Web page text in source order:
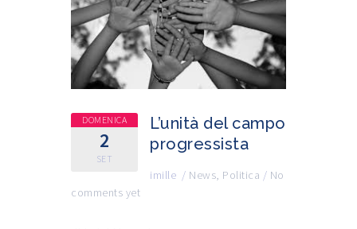
DOMENICA
2
SET
L’unità del campo
progressista
imille / News, Politica / No
comments yet